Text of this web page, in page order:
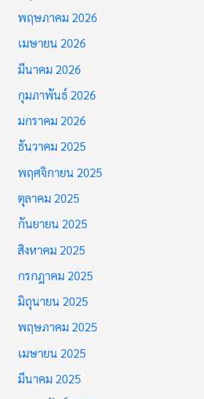
พฤษภาคม 2026
เมษายน 2026
มีนาคม 2026
กุมภาพันธ์ 2026
มกราคม 2026
ธันวาคม 2025
พฤศจิกายน 2025
ตุลาคม 2025
กันยายน 2025
สิงหาคม 2025
กรกฎาคม 2025
มิถุนายน 2025
พฤษภาคม 2025
เมษายน 2025
มีนาคม 2025